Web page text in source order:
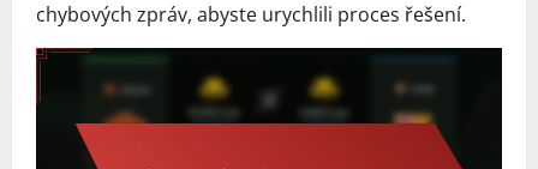
chybových zpráv, abyste urychlili proces řešení.